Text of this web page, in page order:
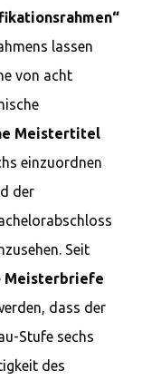
lassen
von acht
Meistertitel
einzuordnen
der
Seit
Meisterbriefe
dass der
Stufe sechs
des